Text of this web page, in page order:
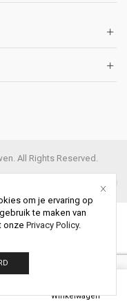
All Rights Reserved.
Winkelwagen
om je ervaring op
te maken van
onze Privacy Policy.